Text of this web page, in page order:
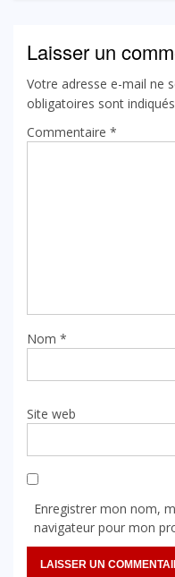
Laisser un
Votre adresse e-mail ne
obligatoires sont
Commentaire *
Nom *
Site web
Enregistrer mon nom,
navigateur pour mon